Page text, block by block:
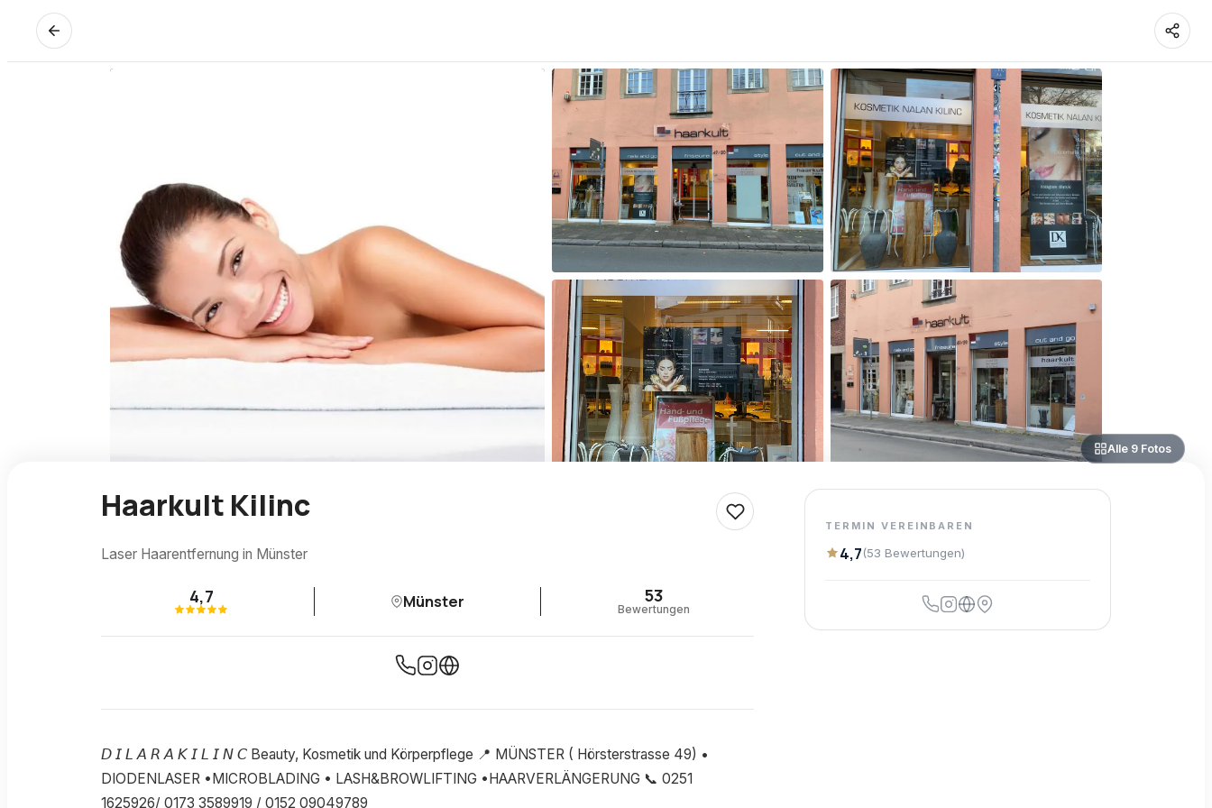
Alle 9 Fotos
Haarkult Kilinc
Laser Haarentfernung in Münster
4,7 Münster 53
Bewertungen
𝘋 𝘐 𝘓 𝘈 𝘙 𝘈 𝘒 𝘐 𝘓 𝘐 𝘕 𝘊 Beauty, Kosmetik und Körperpflege 📍 MÜNSTER ( Hörsterstrasse 49) •
DIODENLASER •MICROBLADING • LASH&BROWLIFTING •HAARVERLÄNGERUNG 📞 0251
1625926/ 0173 3589919 / 0152 09049789
TERMIN VEREINBAREN
4,7(53 Bewertungen)